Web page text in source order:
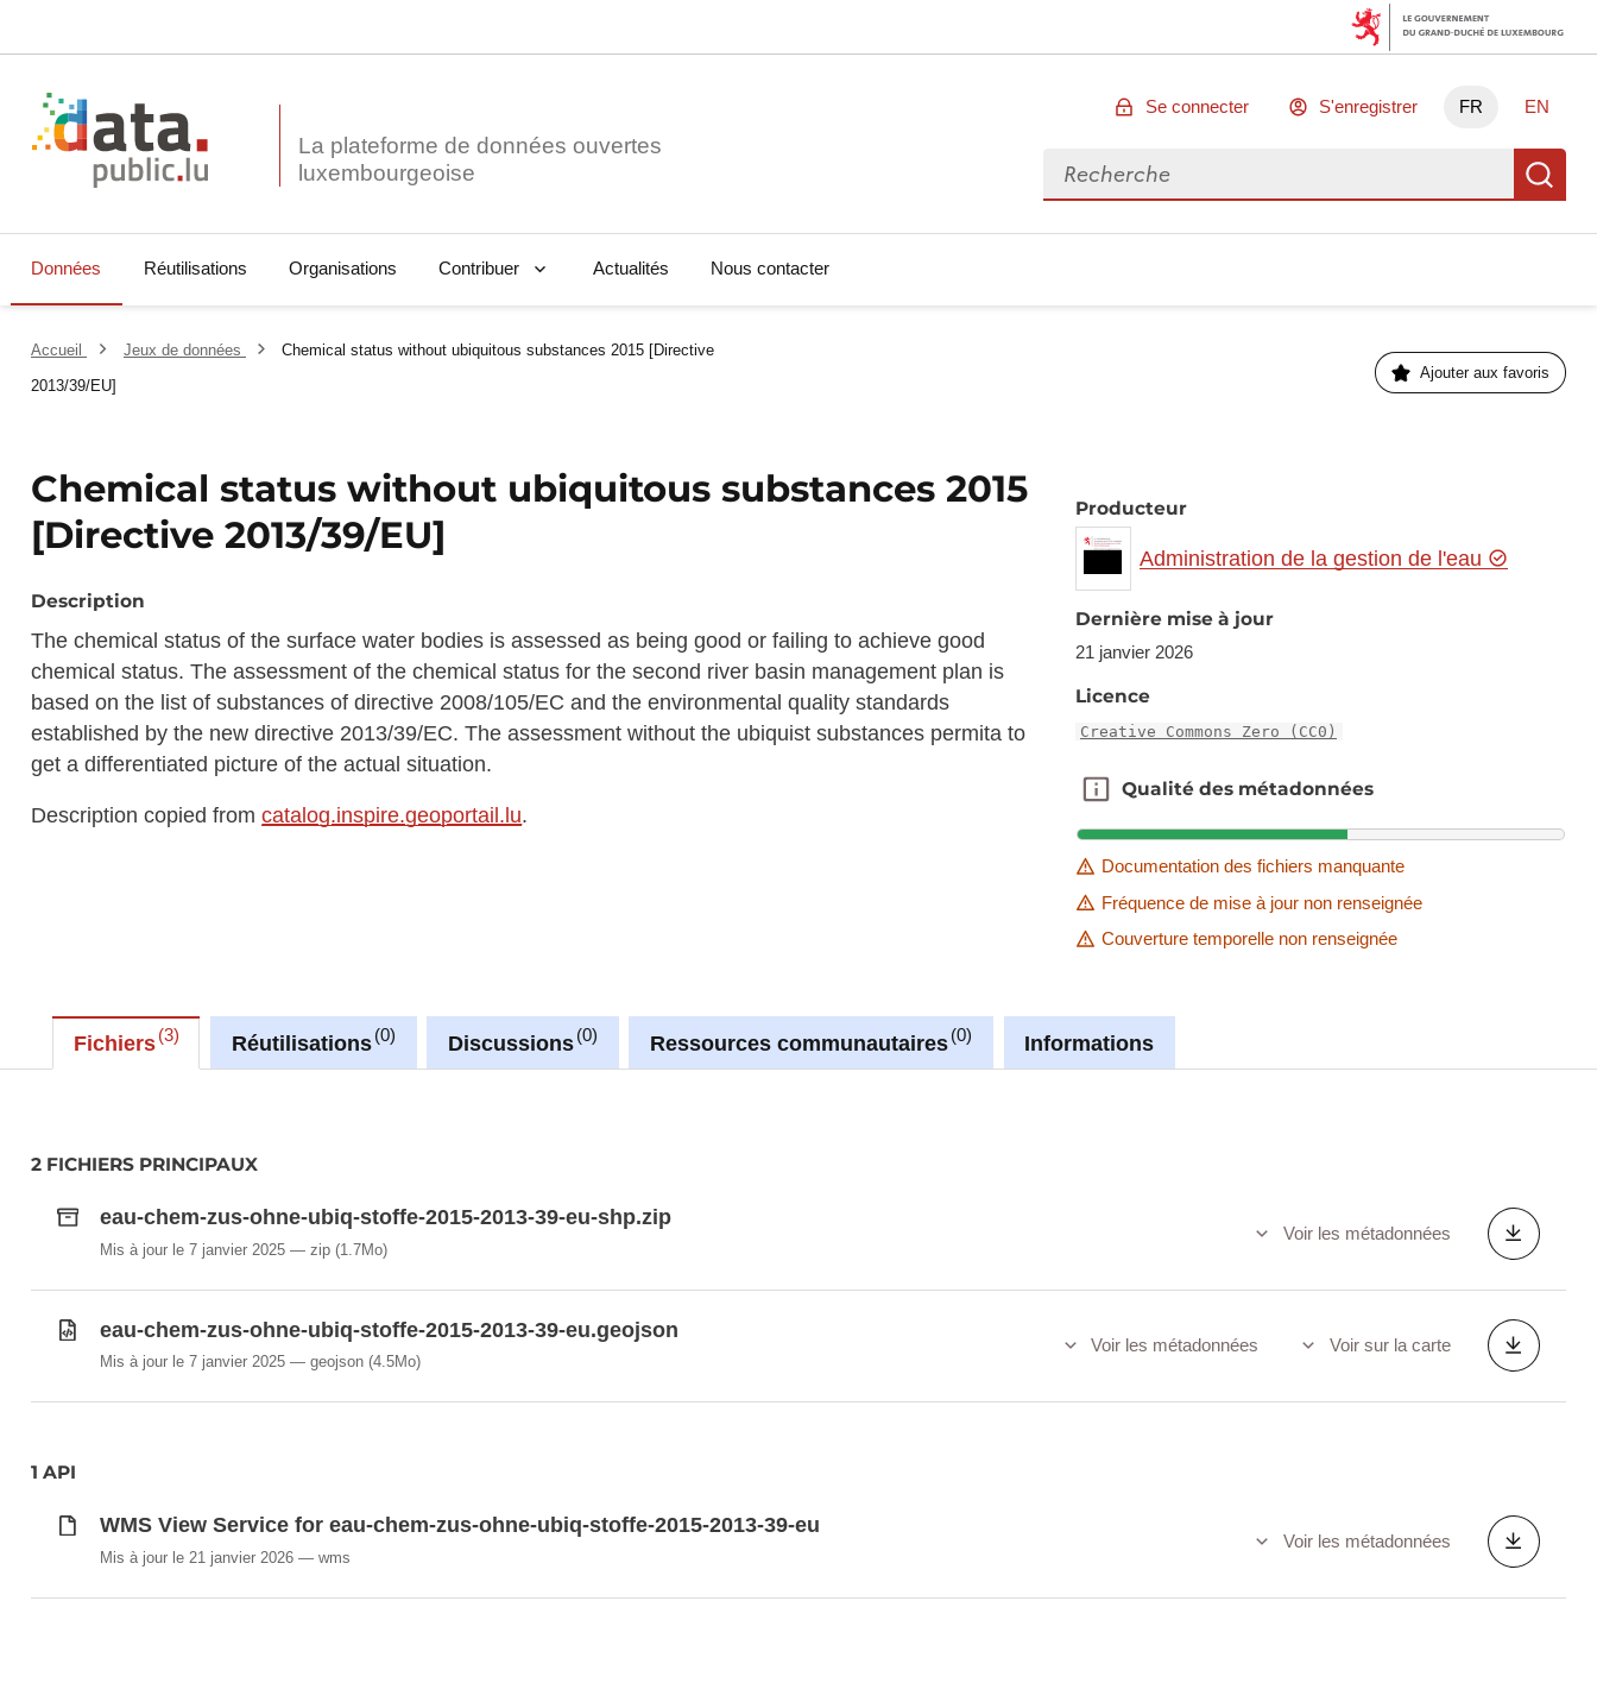
La plateforme de données ouvertes
Se connecter S'enregistrer FR EN
Rechercher des données
Données Réutilisations Organisations Contribuer Actualités Nous contacter
Accueil Jeux de données
Chemical status without ubiquitous substances 2015 [Directive
2013/39/EU]
Ajouter aux favoris
Chemical status without ubiquitous substances 2015
[Directive 2013/39/EU]
Description
The chemical status of the surface water bodies is assessed as being good or failing to achieve good
chemical status. The assessment of the chemical status for the second river basin management plan is
based on the list of substances of directive 2008/105/EC and the environmental quality standards
established by the new directive 2013/39/EC. The assessment without the ubiquist substances permita to
get a differentiated picture of the actual situation.
Description copied fromcatalog.inspire.geoportail.lu.
Producteur
Administration de la gestion de l'eau
Dernière mise à jour
21 janvier 2026
Licence
Creative Commons Zero (CC0)
Qualité des métadonnées
Qualité des métadonnées
Documentation des fichiers manquante
Fréquence de mise à jour non renseignée
Couverture temporelle non renseignée
Fichiers 3 Réutilisations 0 Discussions 0 Ressources communautaires 0 Informations
2 FICHIERS PRINCIPAUX
eau-chem-zus-ohne-ubiq-stoffe-2015-2013-39-eu-shp.zip
Mis à jour le 7 janvier 2025 zip(1.7Mo)
Voir les métadonnées
eau-chem-zus-ohne-ubiq-stoffe-2015-2013-39-eu.geojson
Mis à jour le 7 janvier 2025 geojson(4.5Mo)
Voir les métadonnées Voir sur la carte
1 API
WMS View Service for eau-chem-zus-ohne-ubiq-stoffe-2015-2013-39-eu
Mis à jour le 21 janvier 2026 wms
Voir les métadonnées